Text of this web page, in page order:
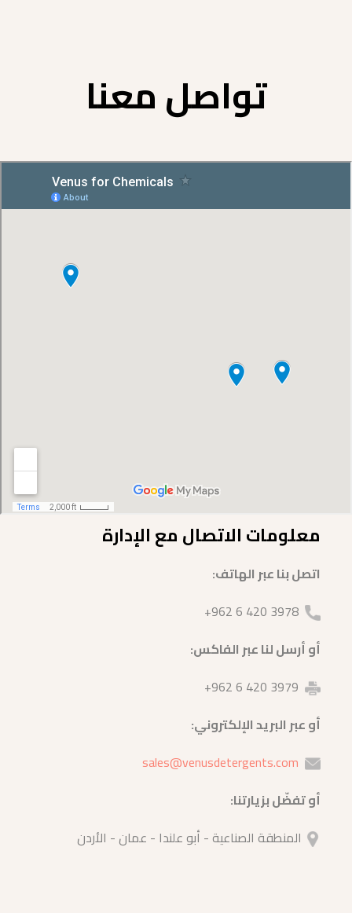
تواصل معنا
معلومات الاتصال مع الإدارة
اتصل بنا عبر الهاتف:
أو أرسل لنا عبر الفاكس:
أو عبر البريد الإلكتروني:
sales@venusdetergents.com
أو تفضّل بزيارتنا:
المنطقة الصناعية - أبو علندا - عمان - الأردن